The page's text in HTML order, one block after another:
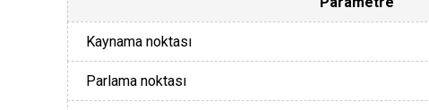
Kaynama noktası
Parlama noktası